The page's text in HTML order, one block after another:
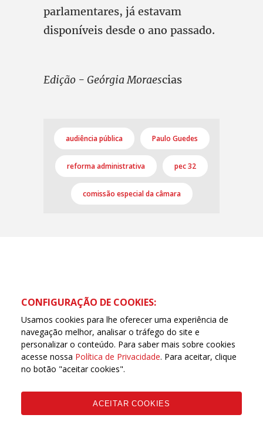
parlamentares, já estavam
disponíveis desde o ano passado.
Edição - Geórgia Moraescias
audiência pública Paulo Guedes
reforma administrativa pec 32
comissão especial da câmara
Entidades Filiadas | 7.933.029 - Trabalhadores(as)
Associados | 25.831.443 - Trabalhadores(as) na Base
CONFIGURAÇÃO DE COOKIES:
Usamos cookies para lhe oferecer uma experiência de
navegação melhor, analisar o tráfego do site e
personalizar o conteúdo. Para saber mais sobre cookies
acesse nossa Política de Privacidade. Para aceitar, clique
no botão "aceitar cookies".
ACEITAR COOKIES